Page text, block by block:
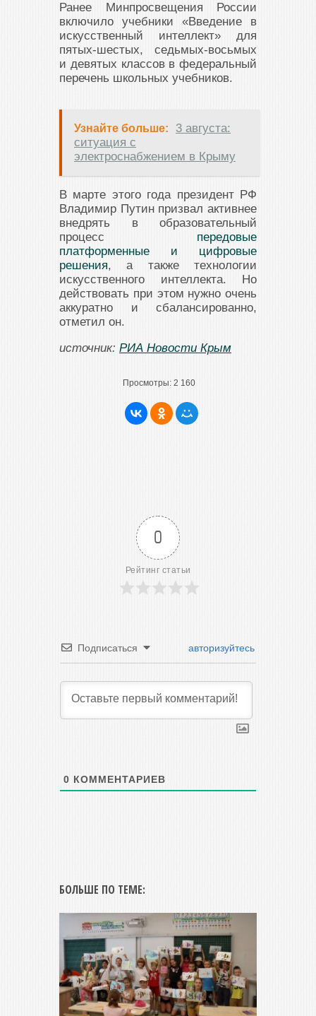
Ранее Минпросвещения России
включило учебники «Введение в
искусственный интеллект» для
пятых-шестых, седьмых-восьмых
и девятых классов в федеральный
перечень школьных учебников.
Узнайте больше:
3 августа:
ситуация с
электроснабжением в Крыму
В марте этого года президент РФ
Владимир Путин призвал активнее
внедрять в образовательный
процесс передовые
платформенные и цифровые
решения, а также технологии
искусственного интеллекта. Но
действовать при этом нужно очень
аккуратно и сбалансированно,
отметил он.
источник: РИА Новости Крым
Просмотры: 2 160
0
Рейтинг статьи
Подписаться авторизуйтесь
0 КОММЕНТАРИЕВ
БОЛЬШЕ ПО ТЕМЕ: